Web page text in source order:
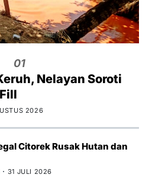
01
Nelayan Soroti
2026
Citorek Rusak Hutan dan
31 JULI 2026